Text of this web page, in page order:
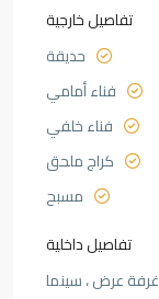
تفاصيل خارجية
حديقة
فناء أمامي
فناء خلفي
كراج ملحق
مسبح
تفاصيل داخلية
غرفة عرض ، سينما